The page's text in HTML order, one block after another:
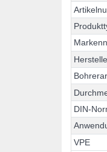
Artikelnu
Produktt
Marken
Herstelle
Bohrera
Durchm
DIN-Nor
Anwend
VPE